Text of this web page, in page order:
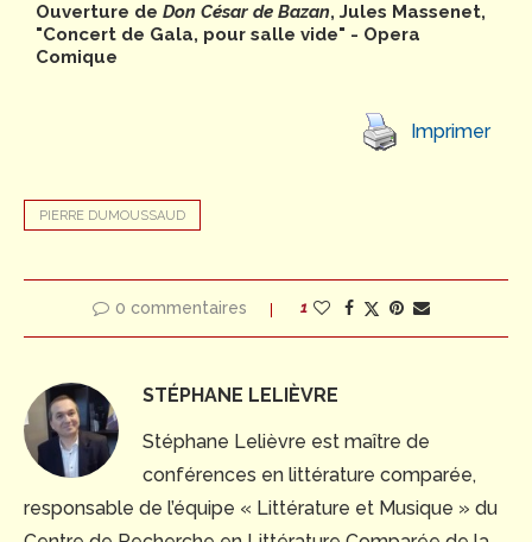
Ouverture de Don César de Bazan, Jules Massenet,
"Concert de Gala, pour salle vide" - Opera
Comique
Imprimer
PIERRE DUMOUSSAUD
0 commentaires 1
STÉPHANE LELIÈVRE
Stéphane Lelièvre est maître de
conférences en littérature comparée,
responsable de l’équipe « Littérature et Musique » du